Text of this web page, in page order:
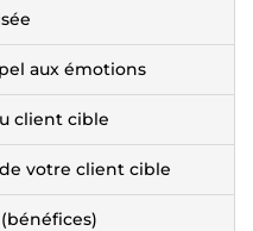
aux émotions
client cible
votre client cible